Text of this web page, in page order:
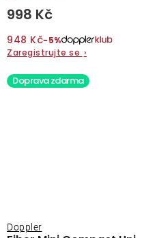
998 Kč
948 Kč−5%
Zaregistrujte se ›
Doprava zdarma
Doppler